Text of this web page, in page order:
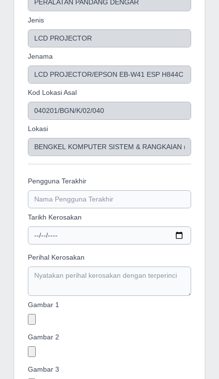
Jenis
Jenama
Kod Lokasi Asal
Lokasi
Pengguna Terakhir
Tarikh Kerosakan
Perihal Kerosakan
Gambar 1
Gambar 2
Gambar 3